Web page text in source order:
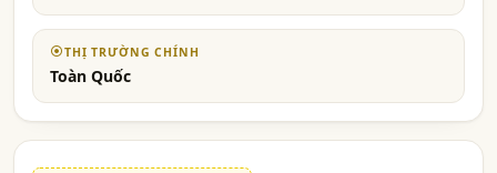
THỊ TRƯỜNG CHÍNH
Toàn Quốc